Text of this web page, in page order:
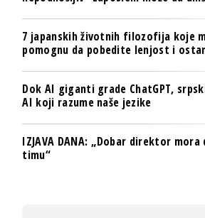
7 japanskih životnih filozofija koje
pomognu da pobedite lenjost i
Dok AI giganti grade ChatGPT,
AI koji razume naše jezike
IZJAVA DANA: „Dobar direktor mora
timu“